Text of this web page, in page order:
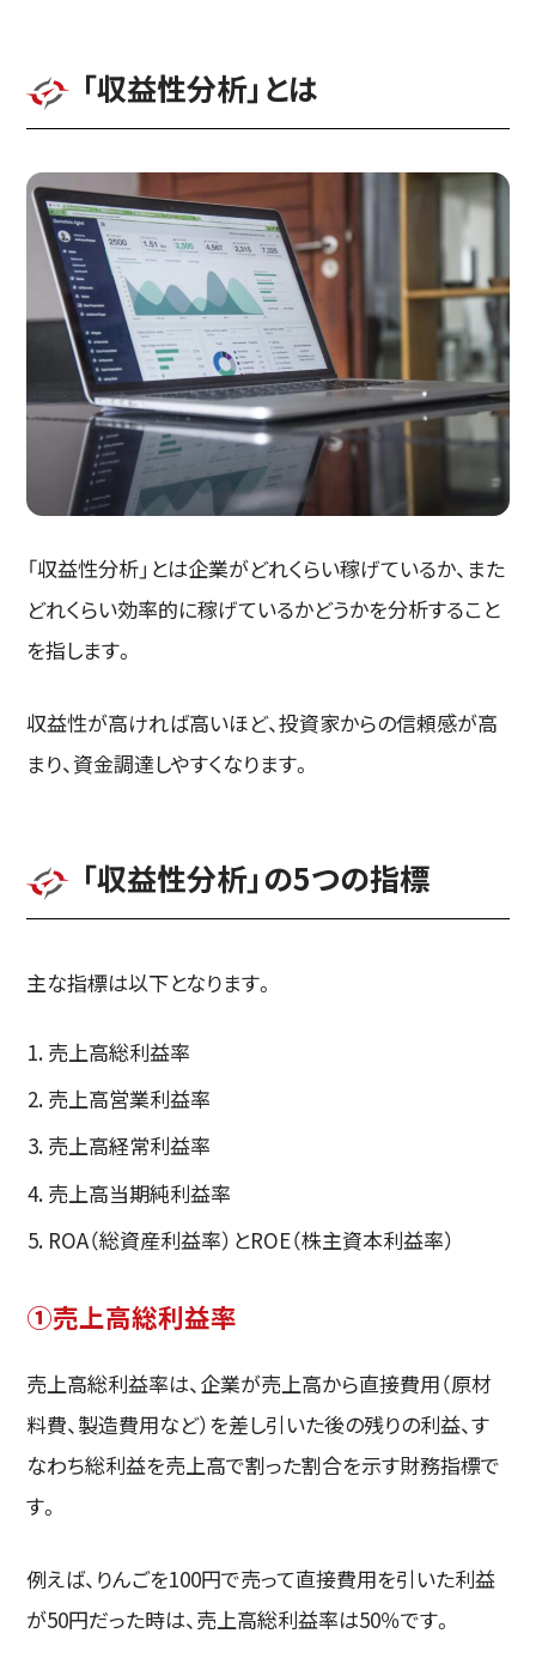
「収益性分析」とは
「収益性分析」とは企業がどれくらい稼げているか、また
どれくらい効率的に稼げているかどうかを分析すること
を指します。
収益性が高ければ高いほど、投資家からの信頼感が高
まり、資金調達しやすくなります。
「収益性分析」の5つの指標
主な指標は以下となります。
売上高総利益率
売上高営業利益率
売上高経常利益率
売上高当期純利益率
ROA（総資産利益率）とROE（株主資本利益率）
①売上高総利益率
売上高総利益率は、企業が売上高から直接費用（原材
料費、製造費用など）を差し引いた後の残りの利益、す
なわち総利益を売上高で割った割合を示す財務指標で
す。
例えば、りんごを100円で売って直接費用を引いた利益
が50円だった時は、売上高総利益率は50％です。